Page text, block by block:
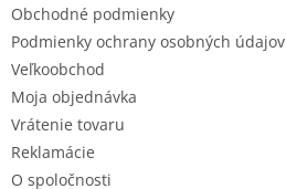
Obchodné podmienky
Podmienky ochrany osobných údajov
Veľkoobchod
Moja objednávka
Vrátenie tovaru
Reklamácie
O spoločnosti